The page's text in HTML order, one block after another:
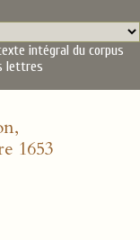
intégral du corpus
lettres